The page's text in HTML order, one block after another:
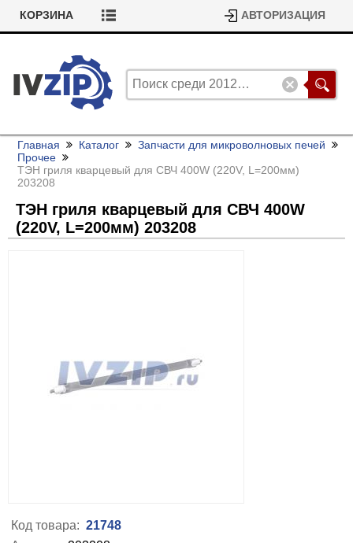
КОРЗИНА АВТОРИЗАЦИЯ
Главная Каталог
Запчасти для микроволновых печей
Прочее
ТЭН гриля кварцевый для СВЧ 400W (220V, L=200мм)
203208
ТЭН гриля кварцевый для СВЧ 400W
(220V, L=200мм) 203208
Код товара: 21748